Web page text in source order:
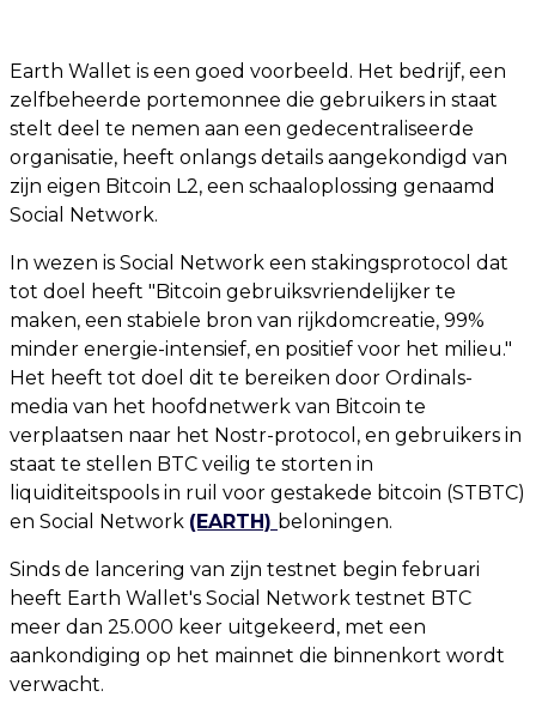
Earth Wallet is een goed voorbeeld. Het bedrijf, een
zelfbeheerde portemonnee die gebruikers in staat
stelt deel te nemen aan een gedecentraliseerde
organisatie, heeft onlangs details aangekondigd van
zijn eigen Bitcoin L2, een schaaloplossing genaamd
Social Network.
In wezen is Social Network een stakingsprotocol dat
tot doel heeft "Bitcoin gebruiksvriendelijker te
maken, een stabiele bron van rijkdomcreatie, 99%
minder energie-intensief, en positief voor het milieu."
Het heeft tot doel dit te bereiken door Ordinals-
media van het hoofdnetwerk van Bitcoin te
verplaatsen naar het Nostr-protocol, en gebruikers in
staat te stellen BTC veilig te storten in
liquiditeitspools in ruil voor gestakede bitcoin (STBTC)
en Social Network (EARTH) beloningen.
Sinds de lancering van zijn testnet begin februari
heeft Earth Wallet's Social Network testnet BTC
meer dan 25.000 keer uitgekeerd, met een
aankondiging op het mainnet die binnenkort wordt
verwacht.